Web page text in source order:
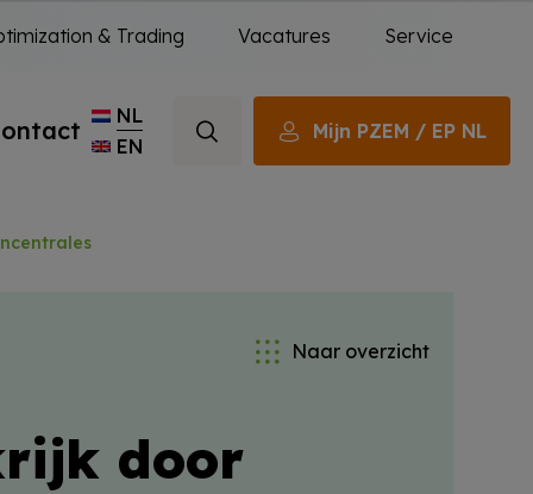
& Trading Vacatures Service
NL
EN
Mijn PZEM / EP NL
Naar overzicht
door